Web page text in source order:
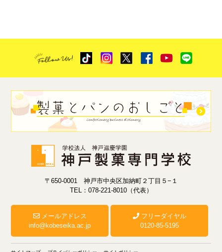
〒650-0001 神戸市中央区加納町２丁目５−１
TEL：078-221-8010（代表）
メールアドレス
info@kobeseika.ac.jp
フリーダイヤル
0120-85-5195